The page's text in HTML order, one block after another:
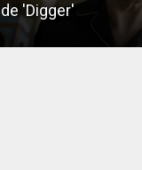
de 'Digger'